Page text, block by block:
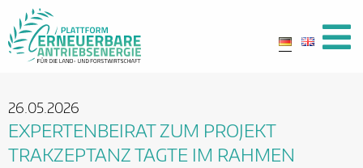
26.05.2026
EXPERTENBEIRAT ZUM PROJEKT
TRAKZEPTANZ TAGTE IM RAHMEN